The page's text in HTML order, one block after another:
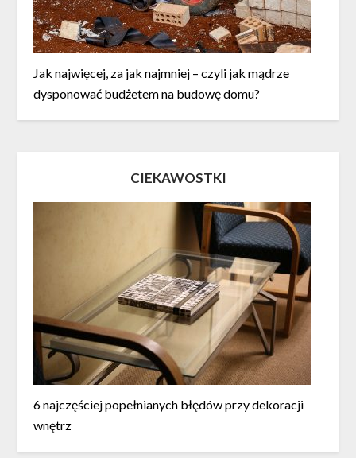
Jak najwięcej, za jak najmniej – czyli jak mądrze
dysponować budżetem na budowę domu?
CIEKAWOSTKI
6 najczęściej popełnianych błędów przy dekoracji
wnętrz